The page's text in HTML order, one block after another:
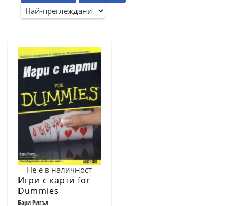
Не е в наличност
Игри с карти for
Dummies
Бари Ригъл